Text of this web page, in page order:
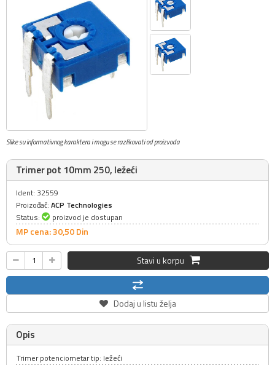
Slike su informativnog karaktera i mogu se razlikovati od proizvoda
Trimer pot 10mm 250, ležeći
Ident: 32559
Proizođač: ACP Technologies
Status:
proizvod je dostupan
MP cena: 30,50Din
Stavi u korpu
Dodaj u listu želja
Opis
Trimer potenciometar tip: ležeći